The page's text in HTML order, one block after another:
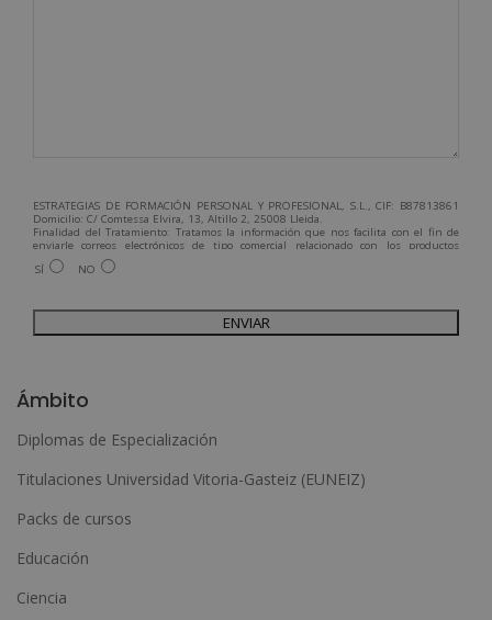
ESTRATEGIAS DE FORMACIÓN PERSONAL Y PROFESIONAL, S.L., CIF: B87813861
Domicilio: C/ Comtessa Elvira, 13, Altillo 2, 25008 Lleida.
Finalidad del Tratamiento: Tratamos la información que nos facilita con el fin de
enviarle correos electrónicos de tipo comercial relacionado con los productos
ofrecidos y otros tipo de productos que fueran de su interés.
Legitimación del tratamiento: Consentimiento del interesado.
Para más información consulte nuestra Política de Privacidad.
Desea recibir información comercial (vía telefónica y/o email):
SÍ NO
e
r
n
i
Ámbito
Diplomas de Especialización
Titulaciones Universidad Vitoria-Gasteiz (EUNEIZ)
Packs de cursos
Educación
Ciencia